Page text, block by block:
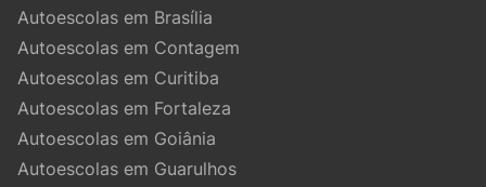
Autoescolas em Brasília
Autoescolas em Contagem
Autoescolas em Curitiba
Autoescolas em Fortaleza
Autoescolas em Goiânia
Autoescolas em Guarulhos